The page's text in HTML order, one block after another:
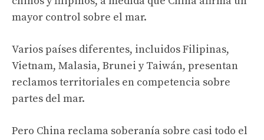
mayor control sobre el mar.
Varios países diferentes, incluidos Filipinas,
Vietnam, Malasia, Brunei y Taiwán, presentan
reclamos territoriales en competencia sobre
partes del mar.
Pero China reclama soberanía sobre casi todo el